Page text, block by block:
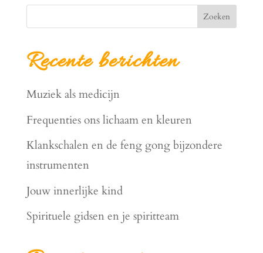
Zoeken
Recente berichten
Muziek als medicijn
Frequenties ons lichaam en kleuren
Klankschalen en de feng gong bijzondere
instrumenten
Jouw innerlijke kind
Spirituele gidsen en je spiritteam